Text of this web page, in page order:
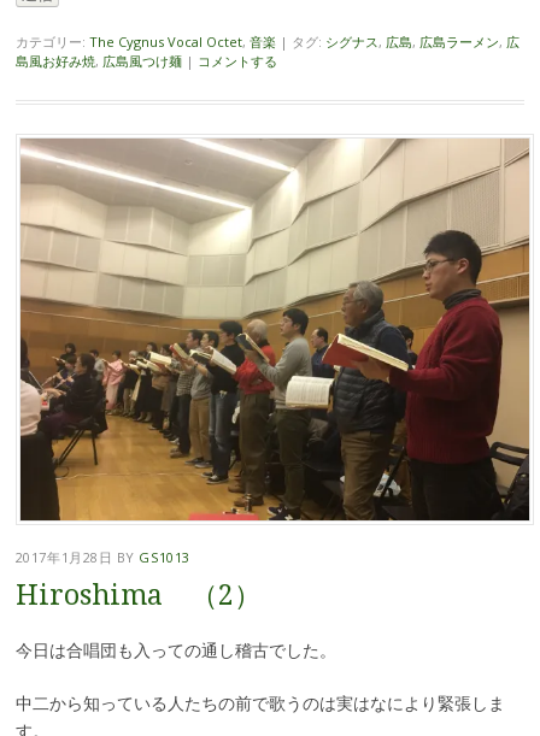
カテゴリー: The Cygnus Vocal Octet, 音楽 | タグ: シグナス, 広島, 広島ラーメン, 広
島風お好み焼, 広島風つけ麺 | コメントする
2017年1月28日 BY GS1013
Hiroshima （2）
今日は合唱団も入っての通し稽古でした。
中二から知っている人たちの前で歌うのは実はなにより緊張しま
す。